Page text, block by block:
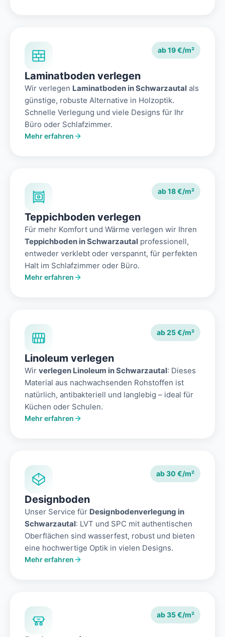
ab 19 €/m²
Laminatboden verlegen
Wir verlegen Laminatboden in Schwarzautal als
günstige, robuste Alternative in Holzoptik.
Schnelle Verlegung und viele Designs für Ihr
Büro oder Schlafzimmer.
Mehr erfahren
ab 18 €/m²
Teppichboden verlegen
Für mehr Komfort und Wärme verlegen wir Ihren
Teppichboden in Schwarzautal professionell,
entweder verklebt oder verspannt, für perfekten
Halt im Schlafzimmer oder Büro.
Mehr erfahren
ab 25 €/m²
Linoleum verlegen
Wir verlegen Linoleum in Schwarzautal: Dieses
Material aus nachwachsenden Rohstoffen ist
natürlich, antibakteriell und langlebig – ideal für
Küchen oder Schulen.
Mehr erfahren
ab 30 €/m²
Designboden
Unser Service für Designbodenverlegung in
Schwarzautal: LVT und SPC mit authentischen
Oberflächen sind wasserfest, robust und bieten
eine hochwertige Optik in vielen Designs.
Mehr erfahren
ab 35 €/m²